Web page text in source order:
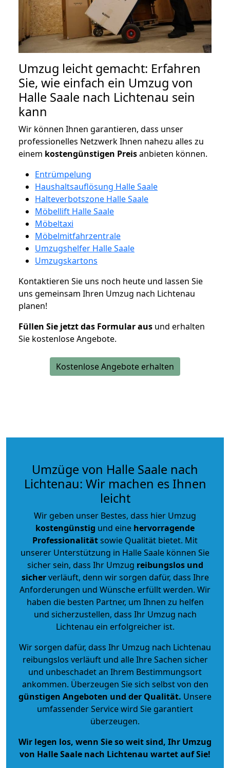
Umzug leicht gemacht: Erfahren
Sie, wie einfach ein Umzug von
Halle Saale nach Lichtenau sein
kann
Wir können Ihnen garantieren, dass unser
professionelles Netzwerk Ihnen nahezu alles zu
einem kostengünstigen Preisanbieten können.
Entrümpelung
Haushaltsauflösung Halle Saale
Halteverbotszone Halle Saale
Möbellift Halle Saale
Möbeltaxi
Möbelmitfahrzentrale
Umzugshelfer Halle Saale
Umzugskartons
Kontaktieren Sie uns noch heute und lassen Sie
uns gemeinsam Ihren Umzug nach Lichtenau
planen!
Füllen Sie jetzt das Formular aus und erhalten
Sie kostenlose Angebote.
Kostenlose Angebote erhalten
Umzüge von Halle Saale nach
Lichtenau: Wir machen es Ihnen
leicht
Wir geben unser Bestes, dass hier Umzug
kostengünstig und eine hervorragende
Professionalitätsowie Qualität bietet. Mit
unserer Unterstützung in Halle Saale können Sie
sicher sein, dass Ihr Umzug reibungslos und
sicherverläuft, denn wir sorgen dafür, dass Ihre
Anforderungen und Wünsche erfüllt werden. Wir
haben die besten Partner, um Ihnen zu helfen
und sicherzustellen, dass Ihr Umzug nach
Lichtenau ein erfolgreicher ist.
Wir sorgen dafür, dass Ihr Umzug nach Lichtenau
reibungslos verläuft und alle Ihre Sachen sicher
und unbeschadet an Ihrem Bestimmungsort
ankommen. Überzeugen Sie sich selbst von den
günstigen Angeboten und der Qualität. Unsere
umfassender Service wird Sie garantiert
überzeugen.
Wir legen los, wenn Sie so weit sind, Ihr Umzug
von Halle Saale nach Lichtenau wartet auf Sie!